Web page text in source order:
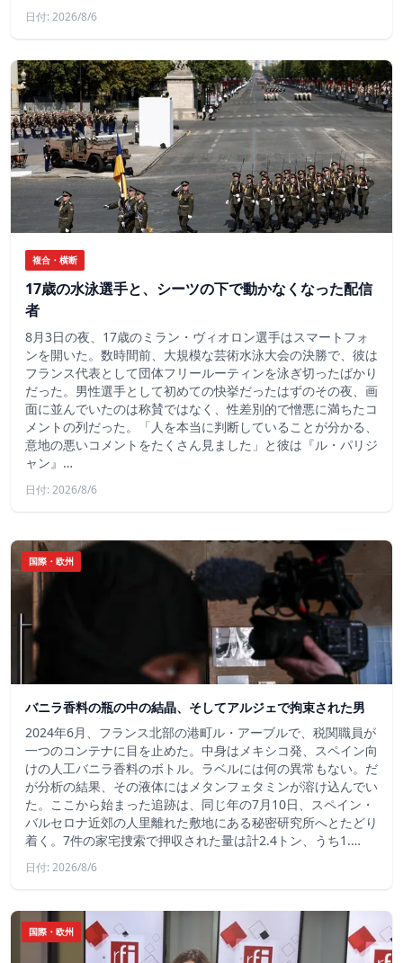
日付: 2026/8/6
複合・横断
17歳の水泳選手と、シーツの下で動かなくなった配信
者
8月3日の夜、17歳のミラン・ヴィオロン選手はスマートフォ
ンを開いた。数時間前、大規模な芸術水泳大会の決勝で、彼は
フランス代表として団体フリールーティンを泳ぎ切ったばかり
だった。男性選手として初めての快挙だったはずのその夜、画
面に並んでいたのは称賛ではなく、性差別的で憎悪に満ちたコ
メントの列だった。「人を本当に判断していることが分かる、
意地の悪いコメントをたくさん見ました」と彼は『ル・パリジ
ャン』…
日付: 2026/8/6
国際・欧州
バニラ香料の瓶の中の結晶、そしてアルジェで拘束された男
2024年6月、フランス北部の港町ル・アーブルで、税関職員が
一つのコンテナに目を止めた。中身はメキシコ発、スペイン向
けの人工バニラ香料のボトル。ラベルには何の異常もない。だ
が分析の結果、その液体にはメタンフェタミンが溶け込んでい
た。ここから始まった追跡は、同じ年の7月10日、スペイン・
バルセロナ近郊の人里離れた敷地にある秘密研究所へとたどり
着く。7件の家宅捜索で押収された量は計2.4トン、うち1.…
日付: 2026/8/6
国際・欧州